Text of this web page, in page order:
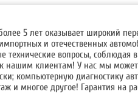
5 лет оказывает широкий
и отечественных
вопросы, соблюдая
нашим клиентам! У нас мы
компьютерную диагностику
и многое другое! Гарантия на